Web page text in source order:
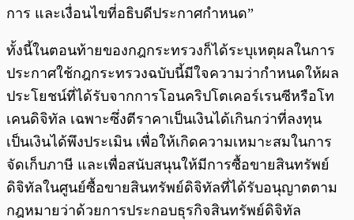
การ และเงื่อนไขที่อธิบดีประกาศกำหนด”
ทั้งนี้ในตอนท้ายของกฎกระทรวงก็ได้ระบุเหตุผลในการ
ประกาศใช้กฎกระทรวงฉบับนี้มีใจความว่ากำหนดให้ผล
ประโยชน์ที่ได้รับจากการโอนคริปโตเคอร์เรนซีหรือโท
เคนดิจิทัล เฉพาะซึ่งตีราคาเป็นเงินได้เกินกว่าที่ลงทุน
เป็นเงินได้พึงประเมิน เพื่อให้เกิดความเหมาะสมในการ
จัดเก็บภาษี และเพื่อสนับสนุนให้มีการซื้อขายสินทรัพย์
ดิจิทัลในศูนย์ซื้อขายสินทรัพย์ดิจิทัลที่ได้รับอนุญาตตาม
กฎหมายว่าด้วยการประกอบธุรกิจสินทรัพย์ดิจิทัล